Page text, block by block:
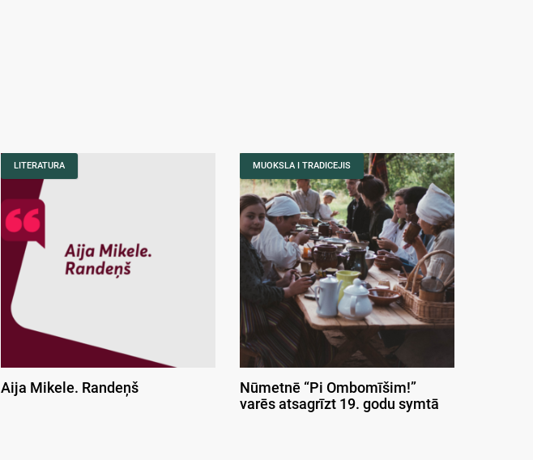
LITERATURA
Aija Mikele. Randeņš
MUOKSLA I TRADICEJIS
Nūmetnē “Pi Ombomīšim!”
varēs atsagrīzt 19. godu symtā